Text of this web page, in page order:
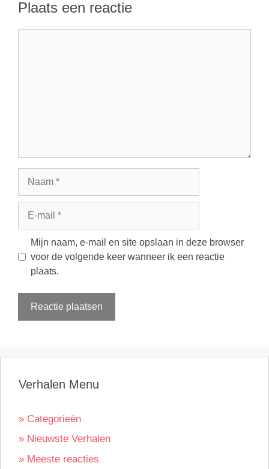
Plaats een reactie
Mijn naam, e-mail en site opslaan in deze browser
voor de volgende keer wanneer ik een reactie
plaats.
Verhalen Menu
» Categorieën
» Nieuwste Verhalen
» Meeste reacties